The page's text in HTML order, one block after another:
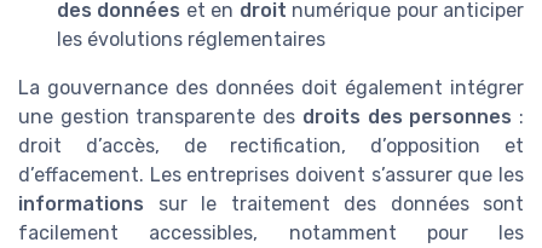
des données et en droit numérique pour anticiper
les évolutions réglementaires
La gouvernance des données doit également intégrer
une gestion transparente des droits des personnes :
droit d’accès, de rectification, d’opposition et
d’effacement. Les entreprises doivent s’assurer que les
informations sur le traitement des données sont
facilement accessibles, notamment pour les